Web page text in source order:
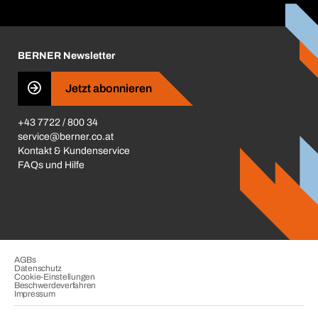
Presse
Business Conduct
BERNER Newsletter
Jetzt abonnieren
+43 7722 / 800 34
service@berner.co.at
Kontakt & Kundenservice
FAQs und Hilfe
AGBs
Datenschutz
Cookie-Einstellungen
Beschwerdeverfahren
Impressum